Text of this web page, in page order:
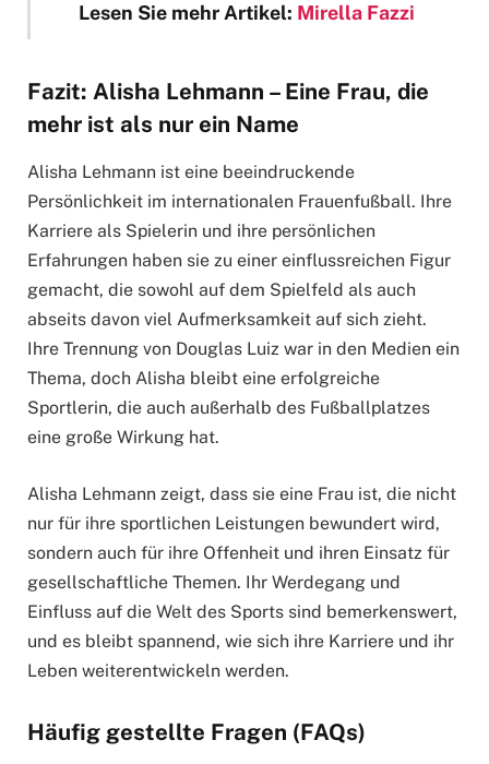
Lesen Sie mehr Artikel: Mirella Fazzi
Fazit: Alisha Lehmann – Eine Frau, die
mehr ist als nur ein Name
Alisha Lehmann ist eine beeindruckende
Persönlichkeit im internationalen Frauenfußball. Ihre
Karriere als Spielerin und ihre persönlichen
Erfahrungen haben sie zu einer einflussreichen Figur
gemacht, die sowohl auf dem Spielfeld als auch
abseits davon viel Aufmerksamkeit auf sich zieht.
Ihre Trennung von Douglas Luiz war in den Medien ein
Thema, doch Alisha bleibt eine erfolgreiche
Sportlerin, die auch außerhalb des Fußballplatzes
eine große Wirkung hat.
Alisha Lehmann zeigt, dass sie eine Frau ist, die nicht
nur für ihre sportlichen Leistungen bewundert wird,
sondern auch für ihre Offenheit und ihren Einsatz für
gesellschaftliche Themen. Ihr Werdegang und
Einfluss auf die Welt des Sports sind bemerkenswert,
und es bleibt spannend, wie sich ihre Karriere und ihr
Leben weiterentwickeln werden.
Häufig gestellte Fragen (FAQs)